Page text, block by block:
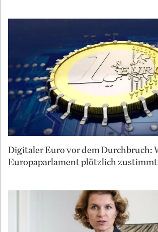
Digitaler Euro vor dem Durchbruch:
Europaparlament plötzlich zustimmt